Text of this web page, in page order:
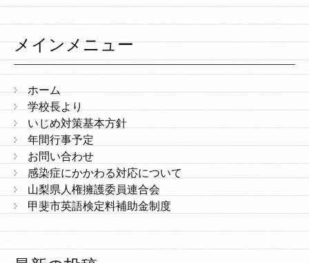
メインメニュー
ホーム
学校長より
いじめ対策基本方針
年間行事予定
お問い合わせ
感染症にかかわる対応について
山梨県人権擁護委員連合会
甲斐市英語検定料補助金制度